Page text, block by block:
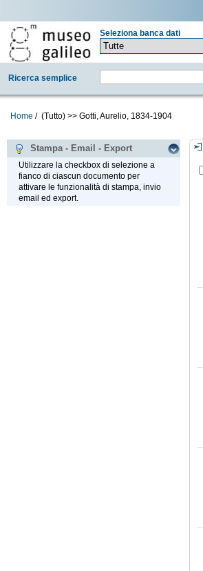
Seleziona banca dati
Ricerca semplice
Home / (Tutto) >> Gotti, Aurelio, 1834-1904
Stampa - Email - Export
Utilizzare la checkbox di selezione a
fianco di ciascun documento per
attivare le funzionalità di stampa, invio
email ed export.